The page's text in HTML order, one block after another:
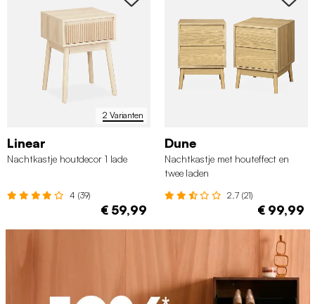
2 Varianten
Linear
Nachtkastje houtdecor 1 lade
4 (39)
€ 59,99
Dune
Nachtkastje met houteffect en
twee laden
2.7 (21)
€ 99,99